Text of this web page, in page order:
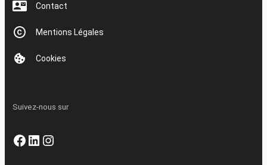
Contact
Mentions Légales
Cookies
Suivez-nous sur
Facebook
LinkedIn
Instagram